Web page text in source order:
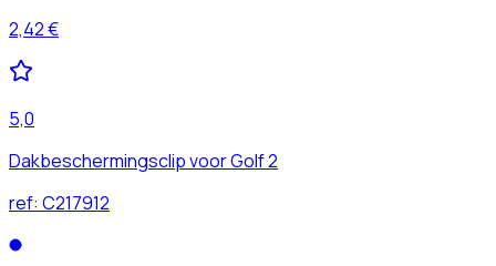
2,42 €
5,0
Dakbeschermingsclip voor Golf 2
ref: C217912